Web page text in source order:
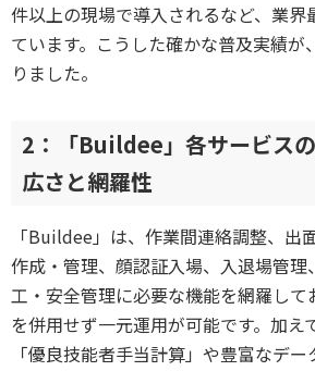
件以上の現場で導入されるなど、業界
ています。こうした確かな普及実績が
りました。
2：「Buildee」各サービス
広さと網羅性
「Buildee」は、作業間連絡調整、出
作成・管理、顔認証入場、入退場管理
工・安全管理に必要な機能を網羅して
を併用せず一元運用が可能です。加え
「優良技能者手当計算」や豊富なデ